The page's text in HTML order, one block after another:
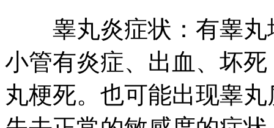
睾丸炎症状：有睾丸
小管有炎症、出血、坏
丸梗死。也可能出现睾